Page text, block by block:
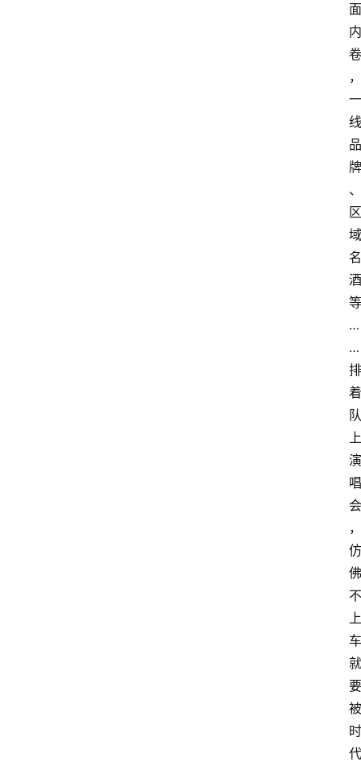
面
内
卷
，
一
线
品
牌
、
区
域
名
酒
等
…
…
排
着
队
上
演
唱
会
，
仿
佛
不
上
车
就
要
被
时
代